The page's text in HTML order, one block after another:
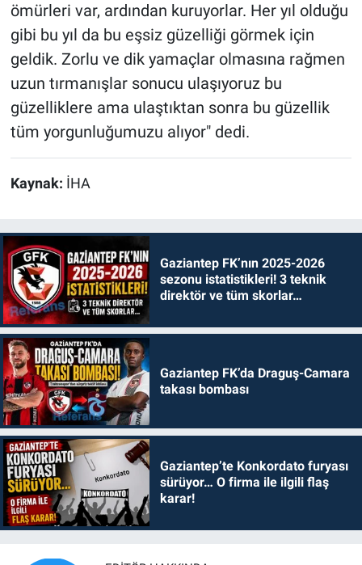
ömürleri var, ardından kuruyorlar. Her yıl olduğu
gibi bu yıl da bu eşsiz güzelliği görmek için
geldik. Zorlu ve dik yamaçlar olmasına rağmen
uzun tırmanışlar sonucu ulaşıyoruz bu
güzelliklere ama ulaştıktan sonra bu güzellik
tüm yorgunluğumuzu alıyor" dedi.
Kaynak: İHA
Gaziantep FK’nın 2025-2026
sezonu istatistikleri! 3 teknik
direktör ve tüm skorlar…
Gaziantep FK’da Draguş-Camara
takası bombası
Gaziantep’te Konkordato furyası
sürüyor… O firma ile ilgili flaş
karar!